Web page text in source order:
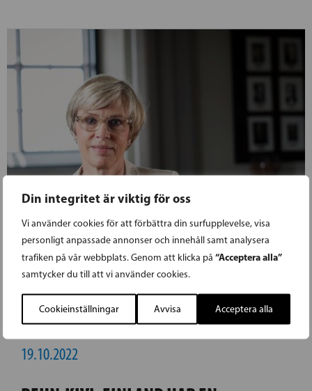
Din integritet är viktig för oss
Vi använder cookies för att förbättra din surfupplevelse, visa
personligt anpassade annonser och innehåll samt analysera
trafiken på vår webbplats. Genom att klicka på “Acceptera alla”
samtycker du till att vi använder cookies.
Cookieinställningar Avvisa Acceptera alla
19.10.2022